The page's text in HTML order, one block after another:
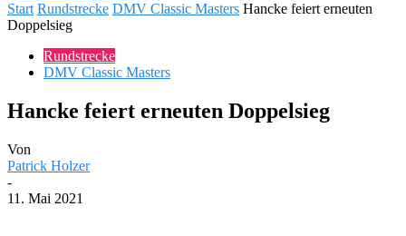
Start Rundstrecke DMV Classic Masters Hancke feiert erneuten
Doppelsieg
Rundstrecke
DMV Classic Masters
Hancke feiert erneuten Doppelsieg
Von
Patrick Holzer
-
11. Mai 2021